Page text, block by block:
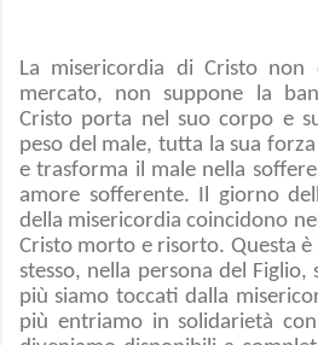
La misericordia di Cristo
mercato, non suppone la
Cristo porta nel suo corpo e
peso del male, tutta la sua
e trasforma il male nella
amore sofferente. Il giorno
della misericordia coincidono
Cristo morto e risorto. Questa
stesso, nella persona del
più siamo toccati dalla
più entriamo in solidarietà